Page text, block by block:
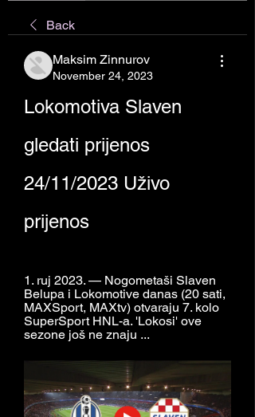
Back
Maksim Zinnurov
November 24, 2023
Lokomotiva Slaven
gledati prijenos
24/11/2023 Uživo
prijenos
1. ruj 2023. — Nogometaši Slaven
Belupa i Lokomotive danas (20 sati,
MAXSport, MAXtv) otvaraju 7. kolo
SuperSport HNL-a. 'Lokosi' ove
sezone još ne znaju ...